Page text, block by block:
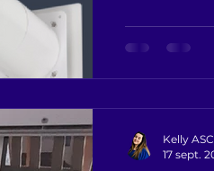
Kelly
17 sept.